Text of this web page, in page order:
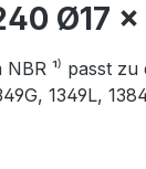
Ø17 ×
¹⁾ passt
1349L,